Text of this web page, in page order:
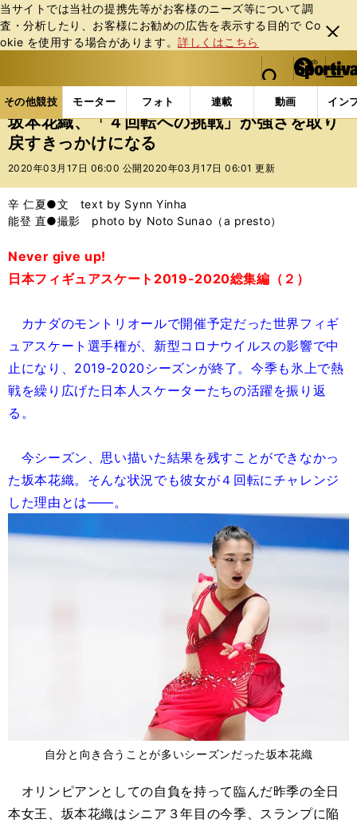
当サイトでは当社の提携先等がお客様のニーズ等について調
査・分析したり、お客様にお勧めの広告を表⽰する⽬的で Co
okie を使⽤する場合があります。詳しくはこちら
閉じ
る
web Sportiva (webスポルティーバ)
検索
マイペ
ー
ジ
メニュ
その他競技 モーター フォト 連載 動画 イン
ス
ポ
ル
バ
その他競技の記事一覧 フィギュア 坂本花織、「４
坂本花織、「４回転への挑戦」が強さを取り
戻すきっかけになる
2020年03月17日 06:00 公開 2020年03月17日 06:01 更新
辛 仁夏●文 text by Synn Yinha
能登 直●撮影 photo by Noto Sunao（a presto）
Never give up!
日本フィギュアスケート2019-2020総集編（２）
カナダのモントリオールで開催予定だった世界フィギ
ュアスケート選手権が、新型コロナウイルスの影響で中
止になり、2019-2020シーズンが終了。今季も氷上で熱
戦を繰り広げた日本人スケーターたちの活躍を振り返
る。
今シーズン、思い描いた結果を残すことができなかっ
た坂本花織。そんな状況でも彼女が４回転にチャレンジ
した理由とは――。
自分と向き合うことが多いシーズンだった坂本花織
オリンピアンとしての自負を持って臨んだ昨季の全日
本女王、坂本花織はシニア３年目の今季、スランプに陥